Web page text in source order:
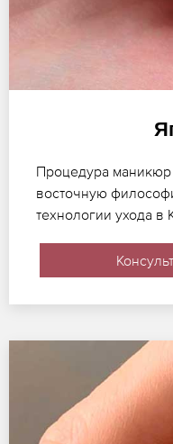
Процедура маникюр
восточную
технологии ухода в